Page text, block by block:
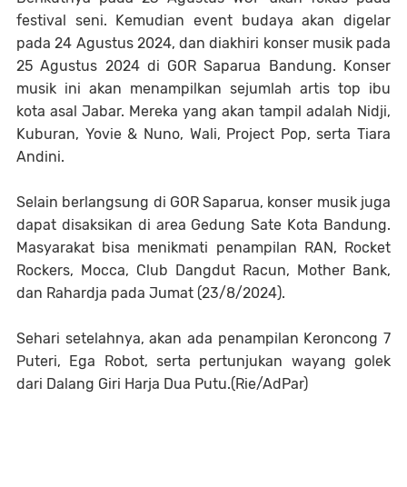
festival seni. Kemudian event budaya akan digelar
pada 24 Agustus 2024, dan diakhiri konser musik pada
25 Agustus 2024 di GOR Saparua Bandung. Konser
musik ini akan menampilkan sejumlah artis top ibu
kota asal Jabar. Mereka yang akan tampil adalah Nidji,
Kuburan, Yovie & Nuno, Wali, Project Pop, serta Tiara
Andini.
Selain berlangsung di GOR Saparua, konser musik juga
dapat disaksikan di area Gedung Sate Kota Bandung.
Masyarakat bisa menikmati penampilan RAN, Rocket
Rockers, Mocca, Club Dangdut Racun, Mother Bank,
dan Rahardja pada Jumat (23/8/2024).
Sehari setelahnya, akan ada penampilan Keroncong 7
Puteri, Ega Robot, serta pertunjukan wayang golek
dari Dalang Giri Harja Dua Putu.(Rie/AdPar)